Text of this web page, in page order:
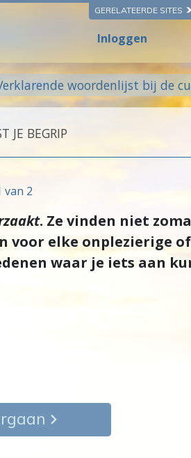
GERELATEERDE SITES
Inloggen
woordenlijst bij de
JE BEGRIP
van 2
. Ze vinden niet
voor elke onplezierige of
waar je iets aan